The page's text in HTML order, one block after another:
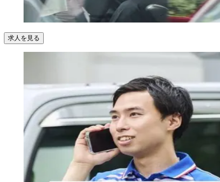
求人を見る